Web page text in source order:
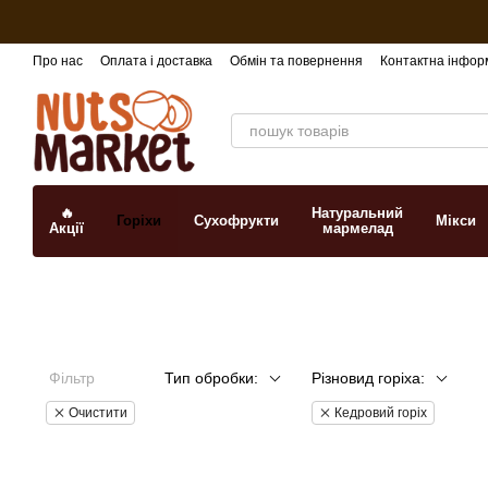
Про нас Оплата і доставка Обмін та повернення Контактна
🔥
Акції
Горіхи Сухофрукти
Натуральний
мармелад
Мікси
Фільтр
Очистити
Тип обробки: Різновид горіха:
Кедровий горіх